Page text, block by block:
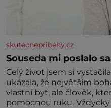
skutecnepribehy.cz
Souseda mi poslalo
Celý život jsem si
ukázala, že největším
vlastní byt, ale člověk,
pomocnou ruku.